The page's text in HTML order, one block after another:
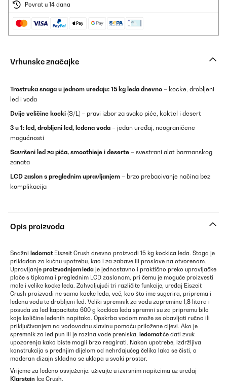
Povrat u 14 dana
Vrhunske značajke
Trostruka snaga u jednom uređaju: 15 kg leda dnevno – kocke, drobljeni
led i voda
Dvije veličine kocki (S/L) – pravi izbor za svako piće, koktel i desert
3 u 1: led, drobljeni led, ledena voda – jedan uređaj, neograničene
mogućnosti
Savršeni led za pića, smoothieje i deserte – svestrani alat barmanskog
zanata
LCD zaslon s preglednim upravljanjem – brzo prebacivanje načina bez
komplikacija
Opis proizvoda
Snažni ledomatEiszeit Crush dnevno proizvodi 15 kg kockica leda. Stoga je
prikladan za kućnu upotrebu, kao i za zabave ili proslave na otvorenom.
Upravljanje proizvodnjom leda je jednostavno i praktično preko upravljačke
ploče s tipkama i preglednim LCD zaslonom, pri čemu je moguće proizvesti
male i velike kocke leda. Zahvaljujući tri različite funkcije, uređaj Eiszeit
Crush proizvodi ne samo kocke leda, već, kao što ime sugerira, priprema i
ledenu vodu te drobljeni led. Veliki spremnik za vodu zapremine 1,8 litara i
posuda za led kapaciteta 600 g kockica leda spremni su za pripremu bilo
koje količine ledenih napitaka. Opskrba vodom može se obavljati ručno ili
priključivanjem na vodovodnu slavinu pomoću priložene cijevi. Ako je
spremnik za led pun ili je razina vode preniska, ledomatće dati zvuk
upozorenja kako biste mogli brzo reagirati. Nakon upotrebe, izdržljiva
konstrukcija s prednjim dijelom od nehrđajućeg čelika lako se čisti, a
moderan dizajn skladno se uklapa u svaki prostor.
Vrijeme za ledeno osvježenje: uživajte u izvrsnim napitcima uz uređaj
Klarstein Ice Crush.